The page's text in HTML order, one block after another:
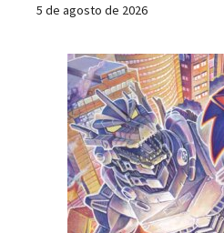
5 de agosto de 2026